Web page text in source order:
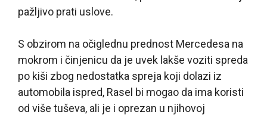
pažljivo prati uslove.
S obzirom na očiglednu prednost Mercedesa na
mokrom i činjenicu da je uvek lakše voziti spreda
po kiši zbog nedostatka spreja koji dolazi iz
automobila ispred, Rasel bi mogao da ima koristi
od više tuševa, ali je i oprezan u njihovoj